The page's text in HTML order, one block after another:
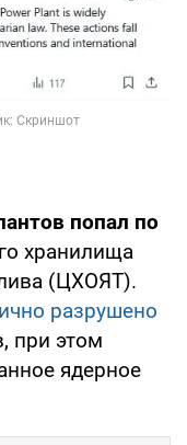
попал по
хранилища
(ЦХОЯТ).
разрушено
при этом
ядерное